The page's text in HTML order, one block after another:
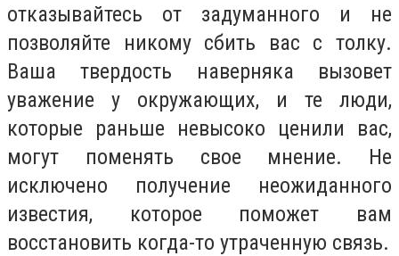
отказывайтесь от задуманного и не
позволяйте никому сбить вас с толку.
Ваша твердость наверняка вызовет
уважение у окружающих, и те люди,
которые раньше невысоко ценили вас,
могут поменять свое мнение. Не
исключено получение неожиданного
известия, которое поможет вам
восстановить когда-то утраченную связь.